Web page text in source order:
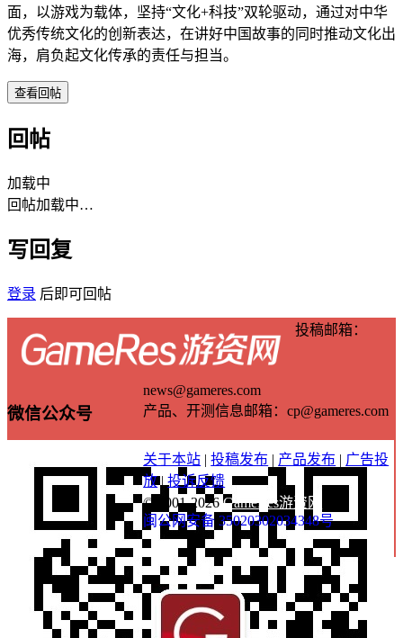
面，以游戏为载体，坚持“文化+科技”双轮驱动，通过对中华
优秀传统文化的创新表达，在讲好中国故事的同时推动文化出
海，肩负起文化传承的责任与担当。
查看回帖
回帖
加载中
回帖加载中…
写回复
登录 后即可回帖
微信公众号
投稿邮箱：
news@gameres.com
产品、开测信息邮箱：cp@gameres.com
关于本站 |投稿发布 | 产品发布 | 广告投
放|投诉反馈
© 2001-2026GameRes游资网
闽公网安备 35020302034348号